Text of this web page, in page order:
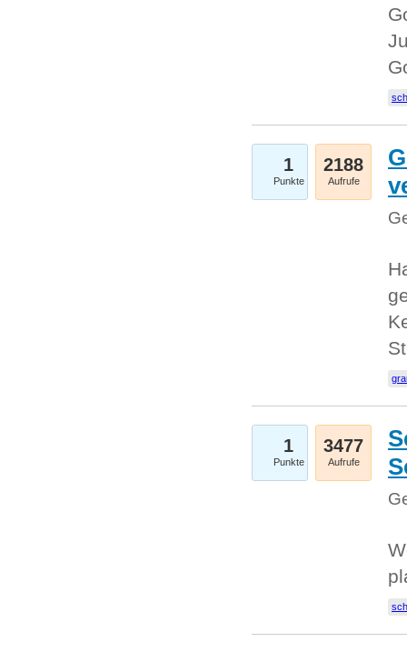
1
Punkte
2188
Aufrufe
1
Punkte
3477
Aufrufe